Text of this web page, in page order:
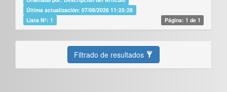
Última actualización: 07/08/2026 11:25:28
Lista Nº: 1
Página: 1 de 1
Filtrado de resultados